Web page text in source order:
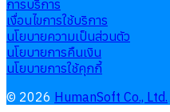
การบริการ
เงื่อนไขการใช้บริการ
นโยบายความเป็นส่วนตัว
นโยบายการคืนเงิน
นโยบายการใช้คุกกี้
© 2026 HumanSoft Co., Ltd.